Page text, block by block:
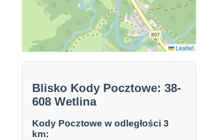
Leaflet
Blisko Kody Pocztowe: 38-
608 Wetlina
Kody Pocztowe w odległości 3
km: